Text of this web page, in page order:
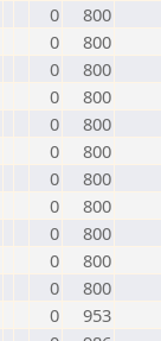
0
800
0
800
0
800
0
800
0
800
0
800
0
800
0
800
0
800
0
800
0
800
0
953